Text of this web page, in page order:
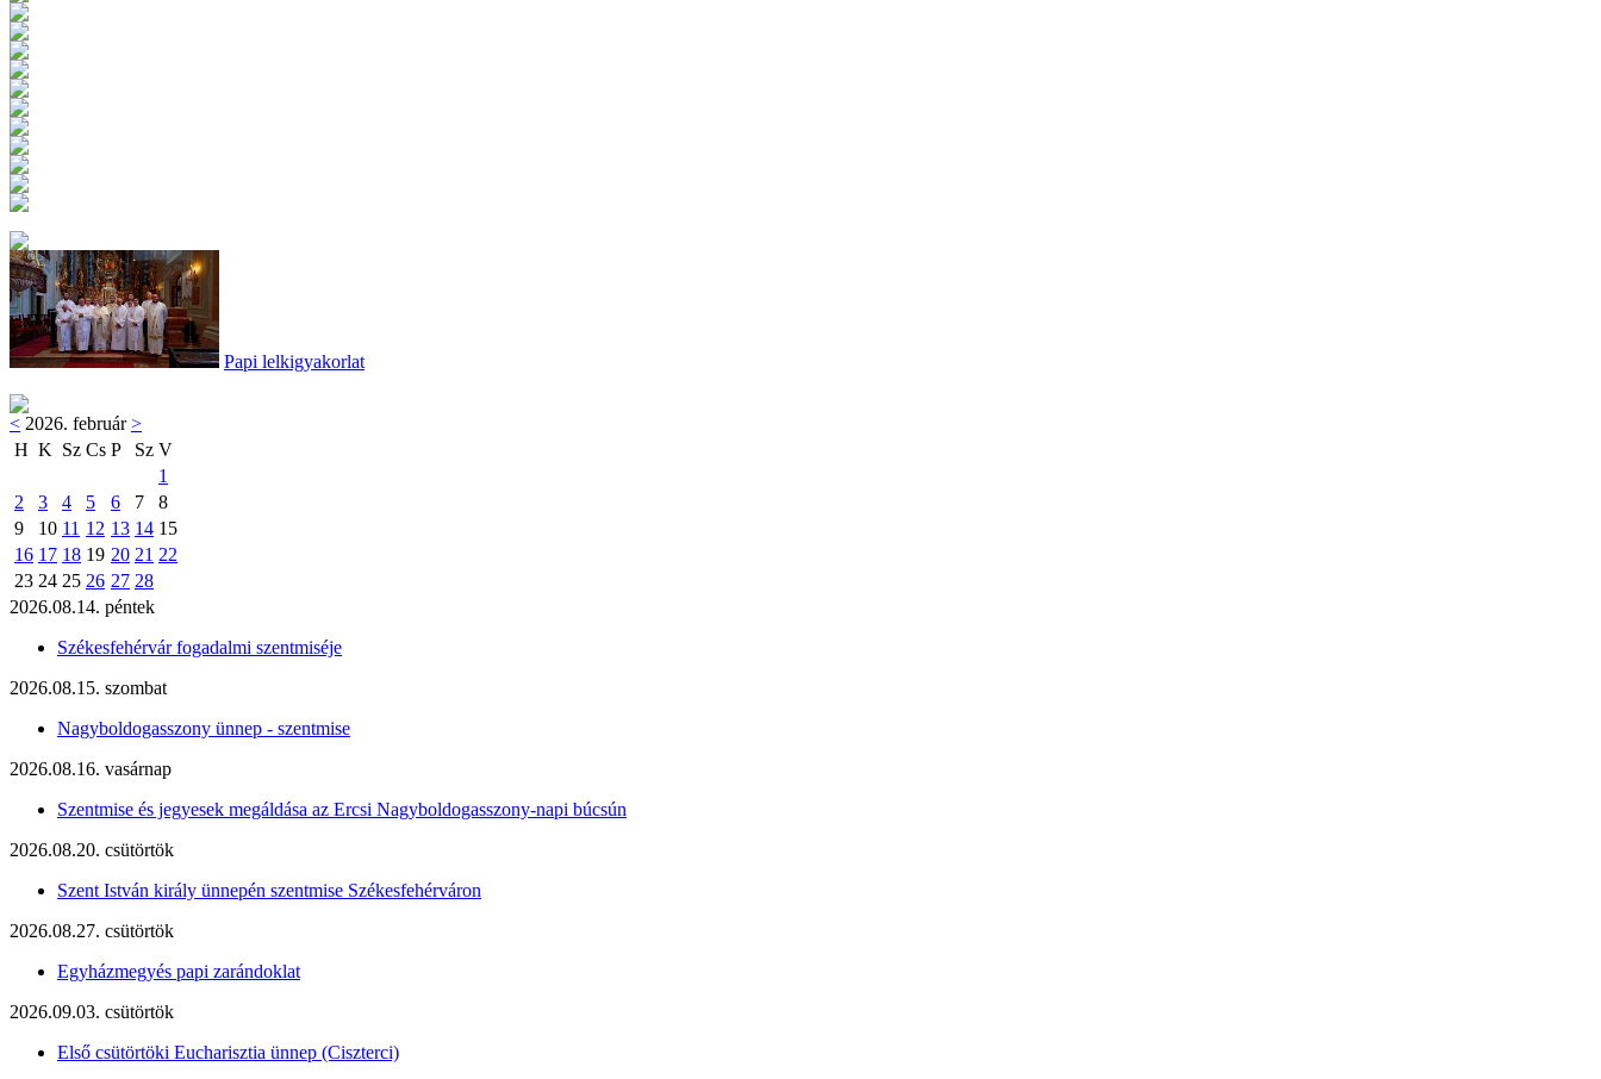
Papi lelkigyakorlat
< 2026. február>
H K Sz Cs P Sz V
1
2
3 4 5 6 7
8
9
10 11 12 13 14 15
16 17 18 19 20 21 22
23 24 25 26 27 28
2026.08.14. péntek
Székesfehérvár fogadalmi szentmiséje
2026.08.15. szombat
Nagyboldogasszony ünnep - szentmise
2026.08.16. vasárnap
Szentmise és jegyesek megáldása az Ercsi Nagyboldogasszony-napi búcsún
2026.08.20. csütörtök
Szent István király ünnepén szentmise Székesfehérváron
2026.08.27. csütörtök
Egyházmegyés papi zarándoklat
2026.09.03. csütörtök
Első csütörtöki Eucharisztia ünnep (Ciszterci)